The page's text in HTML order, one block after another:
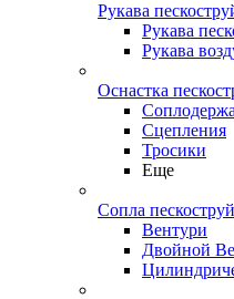
Рукава
Рукава
Рукава
Оснастка
Сцепления
Тросики
Еще
Сопла
Вентури
Двойной